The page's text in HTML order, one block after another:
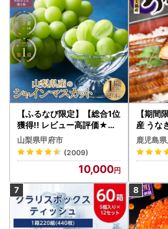
【ふるなび限定】【総合1位
獲得!! レビュー高評価★】
〈2026年度配送分〉山梨
県産 シャインマスカット 2
～3房（1.0kg以上）シャイ
ン フルーツ FN-Limited-S
P
山梨県甲府市
(2009)
10,000
【期間
産 うな
）
うなぎ
鹿児島